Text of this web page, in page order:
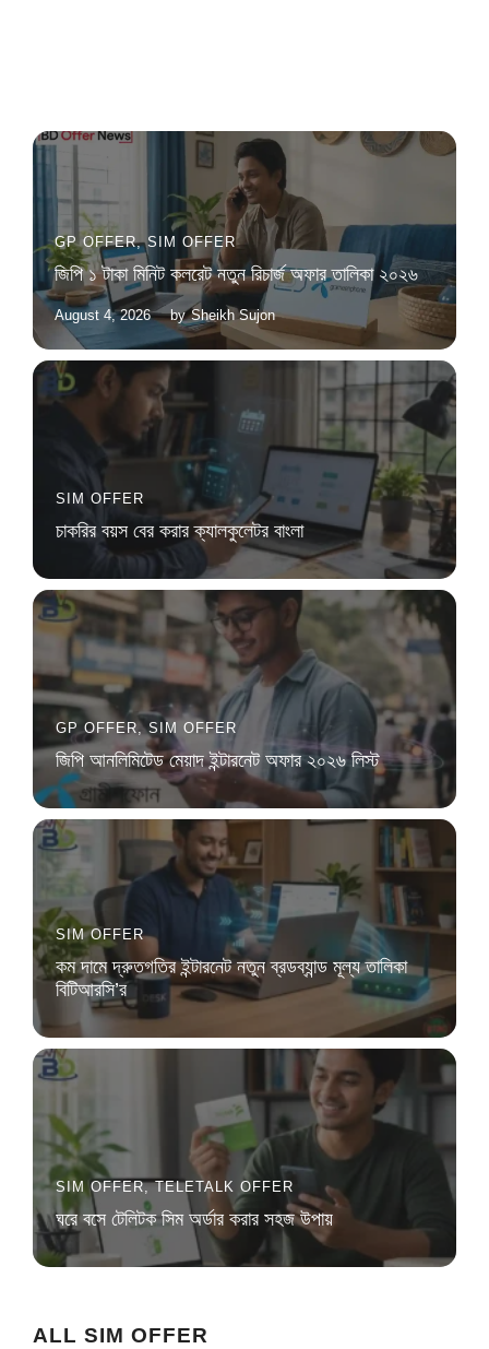
GP OFFER,SIM OFFER
জিপি ১ টাকা মিনিট কলরেট নতুন রিচার্জ অফার তালিকা ২০২৬
August 4, 2026 by Sheikh Sujon
SIM OFFER
চাকরির বয়স বের করার ক্যালকুলেটর বাংলা
GP OFFER,SIM OFFER
জিপি আনলিমিটেড মেয়াদ ইন্টারনেট অফার ২০২৬ লিস্ট
SIM OFFER
কম দামে দ্রুতগতির ইন্টারনেট নতুন ব্রডব্যান্ড মূল্য তালিকা
বিটিআরসি’র
SIM OFFER,TELETALK OFFER
ঘরে বসে টেলিটক সিম অর্ডার করার সহজ উপায়
ALL SIM OFFER